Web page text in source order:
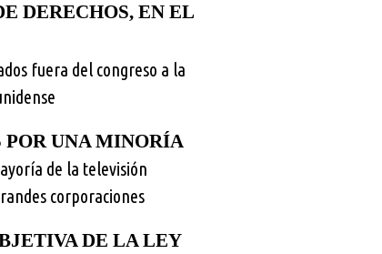
DERECHOS, EN EL
fuera del congreso a la
POR UNA MINORÍA
de la televisión
corporaciones
DE LA LEY